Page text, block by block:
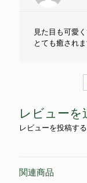
見た目も可愛
とても癒されま
レビューを
レビューを投稿す
関連商品